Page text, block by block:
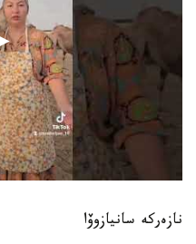
نازەركە سانيازوۆا